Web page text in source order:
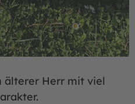
älterer Herr mit viel